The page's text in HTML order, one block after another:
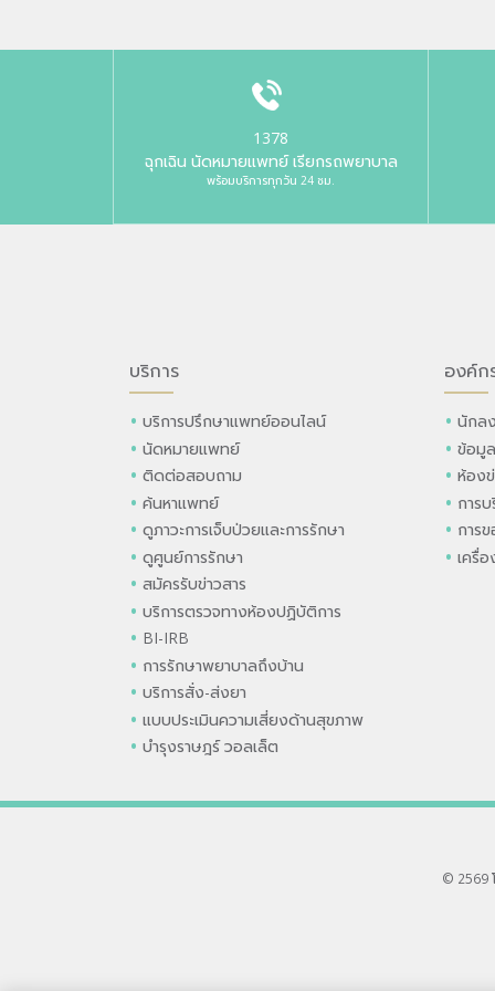
1378
ฉุกเฉิน นัดหมายแพทย์ เรียกรถพยาบาล
พร้อมบริการทุกวัน 24 ชม.
บริการ
บริการปรึกษาแพทย์ออนไลน์
นัดหมายแพทย์
ติดต่อสอบถาม
ค้นหาแพทย์
ดูภาวะการเจ็บป่วยและการรักษา
ดูศูนย์การรักษา
สมัครรับข่าวสาร
บริการตรวจทางห้องปฏิบัติการ
BI-IRB
การรักษาพยาบาลถึงบ้าน
บริการสั่ง-ส่งยา
แบบประเมินความเสี่ยงด้านสุขภาพ
บำรุงราษฎร์ วอลเล็ต
องค์ก
นักล
ข้อมู
ห้อง
การ
การ
เครื่
© 2569